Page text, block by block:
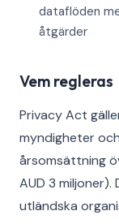
dataflöden
åtgärder
Vem regleras
Privacy Act
myndigheter
årsomsättning
AUD 3
utländska